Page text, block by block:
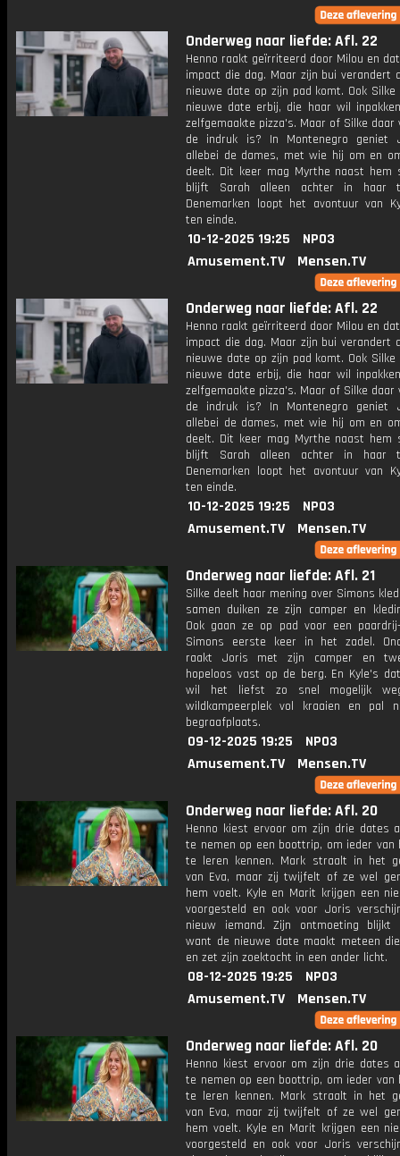
Onderweg naar liefde: Afl. 22
Henno raakt geïrriteerd door Milou en
impact die dag. Maar zijn bui verandert
nieuwe date op zijn pad komt. Ook
nieuwe date erbij, die haar wil
zelfgemaakte pizza's. Maar of Silke daar
de indruk is? In Montenegro geniet
allebei de dames, met wie hij om en
deelt. Dit keer mag Myrthe naast hem
blijft Sarah alleen achter in haar
Denemarken loopt het avontuur van
ten einde.
10-12-2025 19:25
NPO3
Amusement.TV
Mensen.TV
Onderweg naar liefde: Afl. 22
Henno raakt geïrriteerd door Milou en
impact die dag. Maar zijn bui verandert
nieuwe date op zijn pad komt. Ook
nieuwe date erbij, die haar wil
zelfgemaakte pizza's. Maar of Silke daar
de indruk is? In Montenegro geniet
allebei de dames, met wie hij om en
deelt. Dit keer mag Myrthe naast hem
blijft Sarah alleen achter in haar
Denemarken loopt het avontuur van
ten einde.
10-12-2025 19:25
NPO3
Amusement.TV
Mensen.TV
Onderweg naar liefde: Afl. 21
Silke deelt haar mening over Simons
samen duiken ze zijn camper en
Ook gaan ze op pad voor een
Simons eerste keer in het zadel.
raakt Joris met zijn camper en
hopeloos vast op de berg. En Kyle's
wil het liefst zo snel mogelijk
wildkampeerplek vol kraaien en pal
begraafplaats.
09-12-2025 19:25
NPO3
Amusement.TV
Mensen.TV
Onderweg naar liefde: Afl. 20
Henno kiest ervoor om zijn drie dates
te nemen op een boottrip, om ieder van
te leren kennen. Mark straalt in het
van Eva, maar zij twijfelt of ze wel
hem voelt. Kyle en Marit krijgen een
voorgesteld en ook voor Joris
nieuw iemand. Zijn ontmoeting blijkt
want de nieuwe date maakt meteen
en zet zijn zoektocht in een ander licht.
08-12-2025 19:25
NPO3
Amusement.TV
Mensen.TV
Onderweg naar liefde: Afl. 20
Henno kiest ervoor om zijn drie dates
te nemen op een boottrip, om ieder van
te leren kennen. Mark straalt in het
van Eva, maar zij twijfelt of ze wel
hem voelt. Kyle en Marit krijgen een
voorgesteld en ook voor Joris